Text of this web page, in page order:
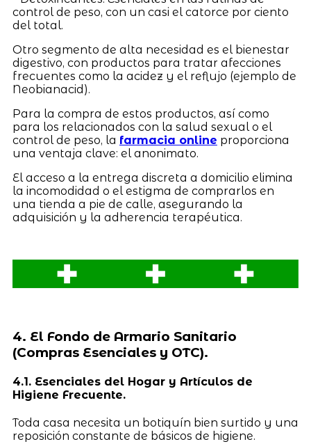
control de peso, con un casi el catorce por ciento
del total.
Otro segmento de alta necesidad es el bienestar
digestivo, con productos para tratar afecciones
frecuentes como la acidez y el reflujo (ejemplo de
Neobianacid).
Para la compra de estos productos, así como
para los relacionados con la salud sexual o el
control de peso, la farmacia online proporciona
una ventaja clave: el anonimato.
El acceso a la entrega discreta a domicilio elimina
la incomodidad o el estigma de comprarlos en
una tienda a pie de calle, asegurando la
adquisición y la adherencia terapéutica.
4. El Fondo de Armario Sanitario
(Compras Esenciales y OTC).
4.1. Esenciales del Hogar y Artículos de
Higiene Frecuente.
Toda casa necesita un botiquín bien surtido y una
reposición constante de básicos de higiene.